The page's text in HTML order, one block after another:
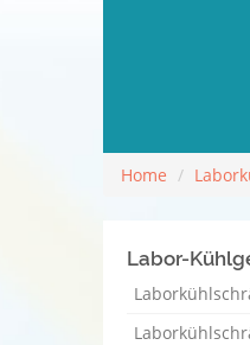
Home
Labor-